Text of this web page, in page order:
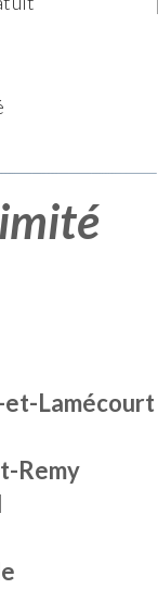
Lamécourt
Remy